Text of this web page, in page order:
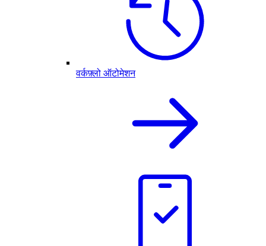
वर्कफ़्लो ऑटोमेशन